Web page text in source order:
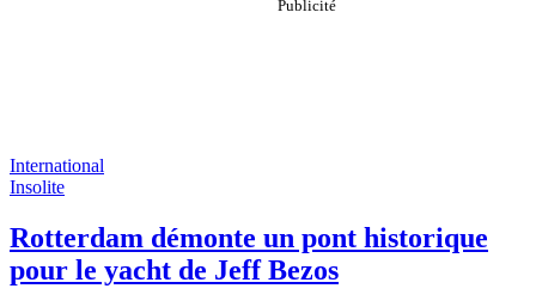
International
Insolite
Rotterdam démonte un pont historique
pour le yacht de Jeff Bezos